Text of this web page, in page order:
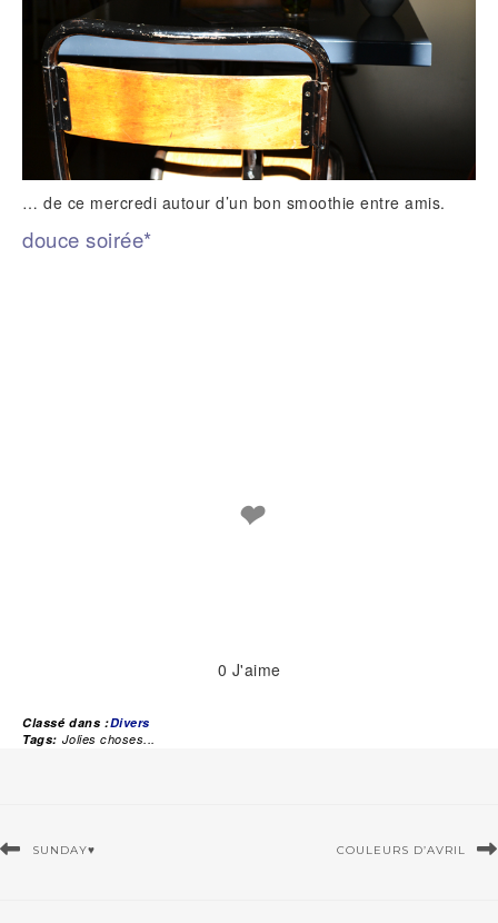
… de ce mercredi autour d’un bon smoothie entre amis.
douce soirée*
❤
0 J'aime
Classé dans :Divers
Tags: Jolies choses...
SUNDAY♥ COULEURS D’AVRIL